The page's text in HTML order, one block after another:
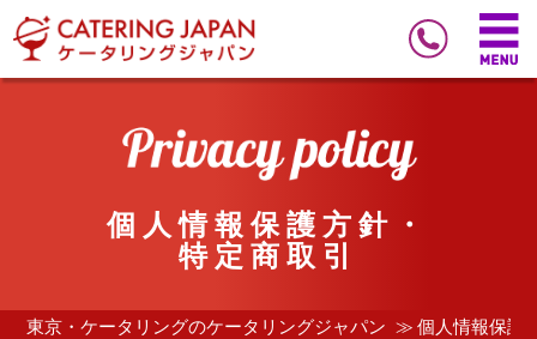
個人情報保護方針・
特定商取引
東京・ケータリングのケータリングジャパン 個人情報保護